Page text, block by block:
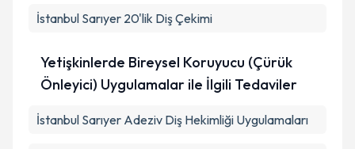
İstanbul Sarıyer 20'lik Diş Çekimi
Yetişkinlerde Bireysel Koruyucu (Çürük
Önleyici) Uygulamalar ile İlgili Tedaviler
İstanbul Sarıyer Adeziv Diş Hekimliği Uygulamaları